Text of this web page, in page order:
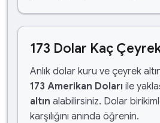
173 Dolar Kaç
Anlık dolar kuru ve çeyrek
173 Amerikan Doları ile
altın alabilirsiniz. Dolar
karşılığını anında öğrenin.